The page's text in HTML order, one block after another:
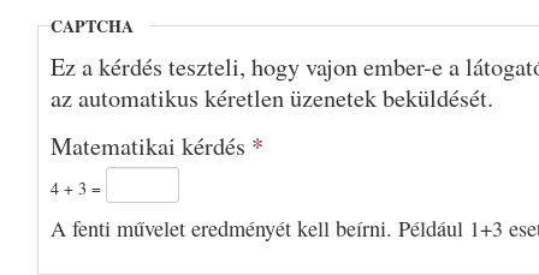
CAPTCHA
Ez a kérdés teszteli, hogy vajon ember-e a
az automatikus kéretlen üzenetek beküldését.
Matematikai kérdés *
4 + 3 =
A fenti művelet eredményét kell beírni. Például 1+3